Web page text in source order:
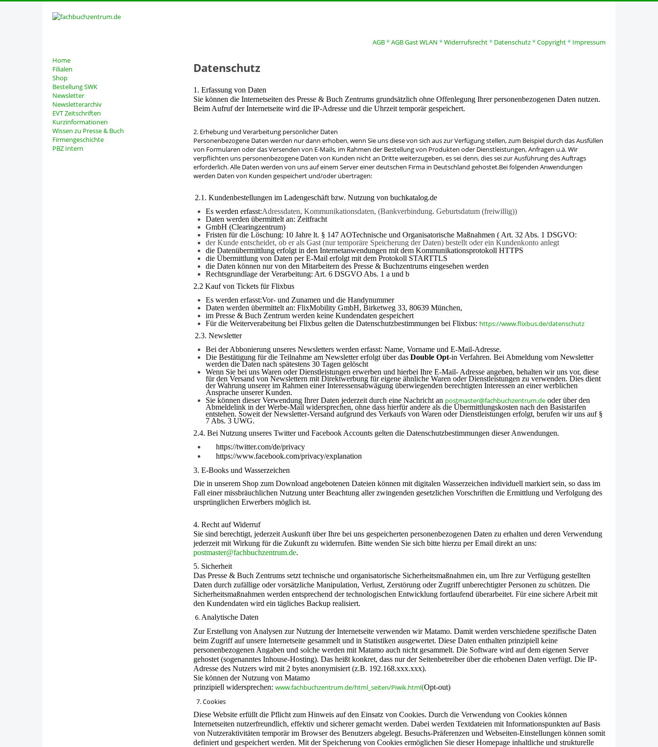
AGB*AGB Gast WLAN *Widerrufsrecht* Datenschutz*Copyright* Impressum
Home
Filialen
Shop
Bestellung SWK
Newsletter
Newsletterarchiv
EVT Zeitschriften
Kurzinformationen
Wissen zu Presse & Buch
Firmengeschichte
PBZ Intern
Datenschutz
1. Erfassung von Daten
Sie können die Internetseiten des Presse & Buch Zentrums grundsätzlich ohne Offenlegung Ihrer personenbezogenen Daten nutzen.
Beim Aufruf der Internetseite wird die IP-Adresse und die Uhrzeit temporär gespeichert.
2. Erhebung und Verarbeitung persönlicher Daten
Personenbezogene Daten werden nur dann erhoben, wenn Sie uns diese von sich aus zur Verfügung stellen, zum Beispiel durch das Ausfüllen
von Formularen oder das Versenden von E-Mails, im Rahmen der Bestellung von Produkten oder Dienstleistungen, Anfragen u.ä. Wir
verpflichten uns personenbezogene Daten von Kunden nicht an Dritte weiterzugeben, es sei denn, dies sei zur Ausführung des Auftrags
erforderlich. Alle Daten werden von uns auf einem Server einer deutschen Firma in Deutschland gehostet.Bei folgenden Anwendungen
werden Daten von Kunden gespeichert und/oder übertragen:
2.1. Kundenbestellungen im Ladengeschäft bzw. Nutzung von buchkatalog.de
Es werden erfasst:Adressdaten, Kommunikationsdaten, (Bankverbindung. Geburtsdatum (freiwillig))
Daten werden übermittelt an: Zeitfracht
GmbH (Clearingzentrum)
Fristen für die Löschung: 10 Jahre lt. § 147 AOTechnische und Organisatorische Maßnahmen ( Art. 32 Abs. 1 DSGVO:
der Kunde entscheidet, ob er als Gast (nur temporäre Speicherung der Daten) bestellt oder ein Kundenkonto anlegt
die Datenübermittlung erfolgt in den Internetanwendungen mit dem Kommunikationsprotokoll HTTPS
die Übermittlung von Daten per E-Mail erfolgt mit dem Protokoll STARTTLS
die Daten können nur von den Mitarbeitern des Presse & Buchzentrums eingesehen werden
Rechtsgrundlage der Verarbeitung: Art. 6 DSGVO Abs. 1 a und b
2.2 Kauf von Tickets für Flixbus
Es werden erfasst:Vor- und Zunamen und die Handynummer
Daten werden übermittelt an: FlixMobility GmbH, Birketweg 33, 80639 München,
im Presse & Buch Zentrum werden keine Kundendaten gespeichert
Für die Weiterverabeitung bei Flixbus gelten die Datenschutzbestimmungen bei Flixbus: https://www.flixbus.de/datenschutz
2.3. Newsletter
Bei der Abbonierung unseres Newsletters werden erfasst: Name, Vorname und E-Mail-Adresse.
Die Bestätigung für die Teilnahme am Newsletter erfolgt über dasDouble Opt-inVerfahren. Bei Abmeldung vom Newsletter
werden die Daten nach spätestens 30 Tagen gelöscht
Wenn Sie bei uns Waren oder Dienstleis­tungen erwerben und hierbei Ihre E-Mail- Adresse angeben, behalten wir uns vor, diese
für den Versand von Newslettern mit Direktwerbung für eigene ähnliche Waren oder Dienstleistungen zu verwen­den. Dies dient
der Wahrung unserer im Rahmen einer Interessensabwägung überwiegenden berechtigten Interessen an einer werblichen
Ansprache unserer Kunden.
Sie können dieser Verwendung Ihrer Daten jederzeit durch eine Nachricht an postmaster@fachbuchzentrum.de oder über den
Abmeldelink in der Werbe-Mail widersprechen, ohne dass hierfür an­dere als die Übermittlungskosten nach den Basistarifen
entstehen. Soweit der Newsletter-Versand aufgrund des Ver­kaufs von Waren oder Dienstleistungen erfolgt, berufen wir uns auf §
7 Abs. 3 UWG.
2.4. Bei Nutzung unseres Twitter und Facebook Accounts gelten die Datenschutzbestimmungen dieser Anwendungen.
https://twitter.com/de/privacy
https://www.facebook.com/privacy/explanation
3. E-Books und Wasserzeichen
Die in unserem Shop zum Download angebotenen Dateien können mit digitalen Wasserzeichen individuell markiert sein, so dass im
Fall einer missbräuchlichen Nutzung unter Beachtung aller zwingenden gesetzlichen Vorschriften die Ermittlung und Verfolgung des
ursprünglichen Erwerbers möglich ist.
4. Recht auf Widerruf
Sie sind berechtigt, jederzeit Auskunft über Ihre bei uns gespeicherten personenbezogenen Daten zu erhalten und deren Verwendung
jederzeit mit Wirkung für die Zukunft zu widerrufen. Bitte wenden Sie sich bitte hierzu per Email direkt an uns:
postmaster@fachbuchzentrum.de.
5. Sicherheit
Das Presse & Buch Zentrums setzt technische und organisatorische Sicherheitsmaßnahmen ein, um Ihre zur Verfügung gestellten
Daten durch zufällige oder vorsätzliche Manipulation, Verlust, Zerstörung oder Zugriff unberechtigter Personen zu schützen. Die
Sicherheitsmaßnahmen werden entsprechend der technologischen Entwicklung fortlaufend überarbeitet. Für eine sichere Arbeit mit
den Kundendaten wird ein tägliches Backup realisiert.
6. Analytische Daten
Zur Erstellung von Analysen zur Nutzung der Internetseite verwenden wir Matamo. Damit werden verschiedene spezifische Daten
beim Zugriff auf unsere Internetseite gesammelt und in Statistiken ausgewertet. Diese Daten enthalten prinzipiell keine
personenbezogenen Angaben und solche werden mit Matamo auch nicht gesammelt. Die Software wird auf dem eigenen Server
gehostet (sogenanntes Inhouse-Hosting). Das heißt konkret, dass nur der Seitenbetreiber über die erhobenen Daten verfügt. Die IP-
Adresse des Nutzers wird mit 2 bytes anonymisiert (z.B. 192.168.xxx.xxx).
Sie können der Nutzung von Matamo
prinzipiell widersprechen:www.fachbuchzentrum.de/html_seiten/Piwik.html(Opt-out)
7. Cookies
Diese Website erfüllt die Pflicht zum Hinweis auf den Einsatz von Cookies. Durch die Verwendung von Cookies können
Internetseiten nutzerfreundlich, effektiv und sicherer gemacht werden. Dabei werden Textdateien mit Informationspunkten auf Basis
von Nutzeraktivitäten temporär im Browser des Benutzers abgelegt. Besuchs-Präferenzen und Webseiten-Einstellungen können somit
definiert und gespeichert werden. Mit der Speicherung von Cookies ermöglichen Sie dieser Homepage inhaltliche und strukturelle